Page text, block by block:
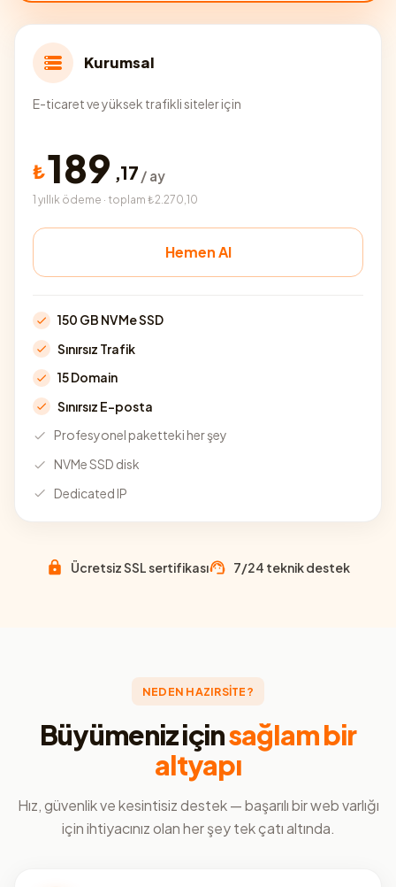
Kurumsal
E-ticaret ve yüksek trafikli siteler için
₺189 ,17 / ay
1 yıllık ödeme · toplam ₺2.270,10
Hemen Al
150 GB NVMe SSD
Sınırsız Trafik
15 Domain
Sınırsız E-posta
Profesyonel paketteki her şey
NVMe SSD disk
Dedicated IP
Ücretsiz SSL sertifikası 7/24 teknik destek
NEDEN HAZIRSİTE?
Büyümeniz içinsağlam bir
altyapı
Hız, güvenlik ve kesintisiz destek — başarılı bir web varlığı
için ihtiyacınız olan her şey tek çatı altında.